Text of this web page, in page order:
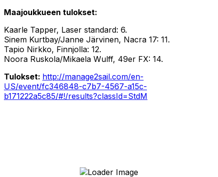
Maajoukkueen tulokset:
Kaarle Tapper, Laser standard: 6.
Sinem Kurtbay/Janne Järvinen, Nacra 17: 11.
Tapio Nirkko, Finnjolla: 12.
Noora Ruskola/Mikaela Wulff, 49er FX: 14.
Tulokset: http://manage2sail.com/en-
US/event/fc346848-c7b7-4567-a15c-
b171222a5c85/#!/results?classId=StdM